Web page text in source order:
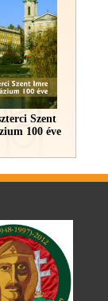
Szent
100 éve